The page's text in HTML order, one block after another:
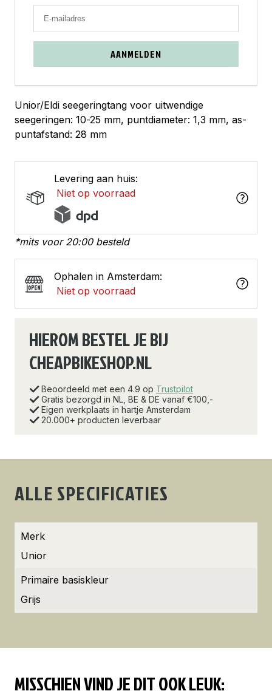
AANMELDEN
Unior/Eldi seegeringtang voor uitwendige
seegeringen: 10-25 mm, puntdiameter: 1,3 mm, as-
puntafstand: 28 mm
Levering aan huis:
Niet op voorraad
*mits voor 20:00 besteld
Ophalen in Amsterdam:
Niet op voorraad
HIEROM BESTEL JE BIJ
CHEAPBIKESHOP.NL
Beoordeeld met een 4.9 op Trustpilot
Gratis bezorgd in NL, BE & DE vanaf €100,-
Eigen werkplaats in hartje Amsterdam
20.000+ producten leverbaar
ALLE SPECIFICATIES
Merk
Unior
Primaire basiskleur
Grijs
MISSCHIEN VIND JE DIT OOK LEUK: